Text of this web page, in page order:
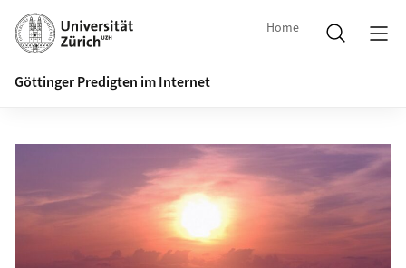
Home
Göttinger Predigten im Internet